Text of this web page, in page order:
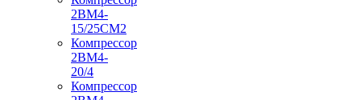
2ВМ4-
15/25СМ2
Компрессор
2ВМ4-
20/4
Компрессор